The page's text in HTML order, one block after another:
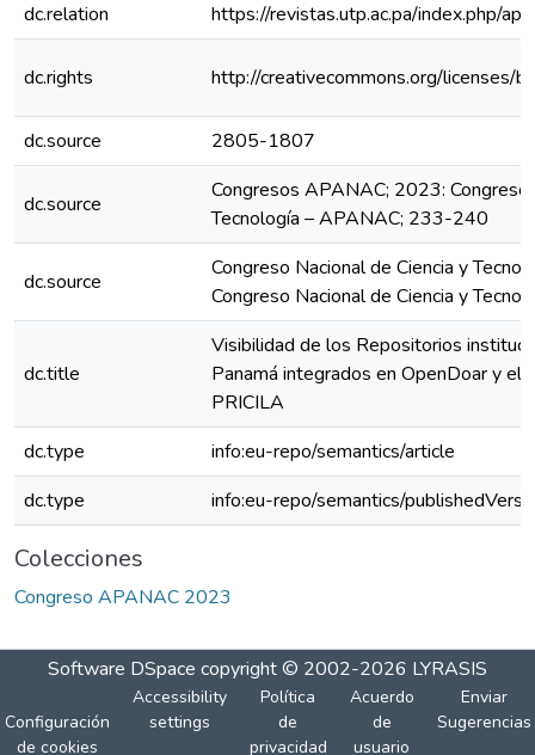
dc.relation
https://revistas.utp.ac.pa/index.php/
dc.rights http://creativecommons.org/licenses/
dc.source 2805-1807
dc.source
Congresos APANAC; 2023: Congreso
Tecnología – APANAC; 233-240
dc.source
Congreso Nacional de Ciencia y
Congreso Nacional de Ciencia y
dc.title
Visibilidad de los Repositorios
Panamá integrados en OpenDoar y el
PRICILA
dc.type
info:eu-repo/semantics/article
dc.type
info:eu-repo/semantics/
Colecciones
Congreso APANAC 2023
Software DSpace copyright © 2002-2026 LYRASIS
Configuración
de cookies
Accessibility
settings
Política
de
privacidad
Acuerdo
de
usuario
Enviar
Sugerencias